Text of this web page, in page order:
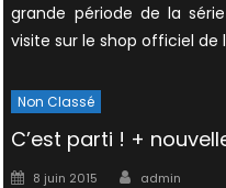
grande période de la
visite sur le shop officiel de
Non Classé
C’est parti ! +
Posted
8 juin 2015 Author
admin